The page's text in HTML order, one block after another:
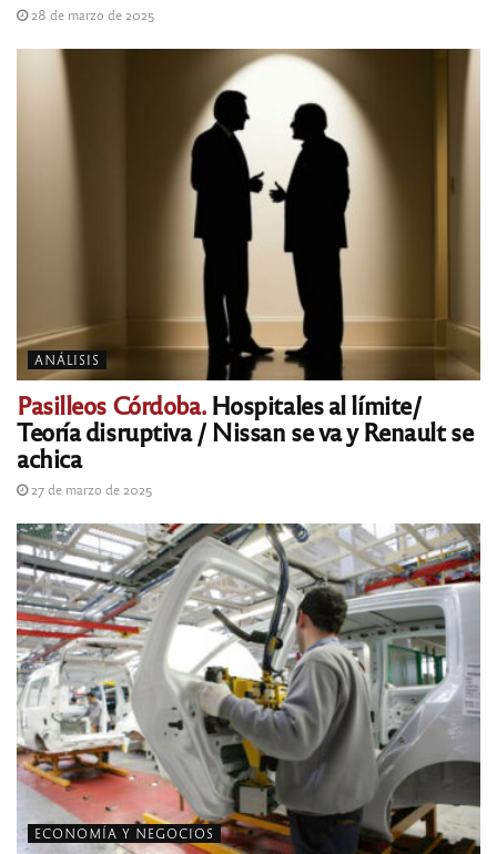
28 de marzo de 2025
ANÁLISIS
Pasilleos Córdoba.Hospitales al límite/
Teoría disruptiva / Nissan se va y Renault se
achica
27 de marzo de 2025
ECONOMÍA Y NEGOCIOS